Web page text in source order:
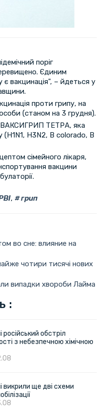
поріг
Єдиним
вакцинація", – йдеться у
проти грипу, на
(станом на 3 грудня).
ВАКСИГРИП ТЕТРА, яка
(H1N1, H3N2, B colorado, B
сімейного лікаря,
вакцини
, грип
во сне: влияние на
чотири тисячі нових
випадки хвороби Лайма
:
обстріл
з небезпечною хімічною
викрили ще дві схеми